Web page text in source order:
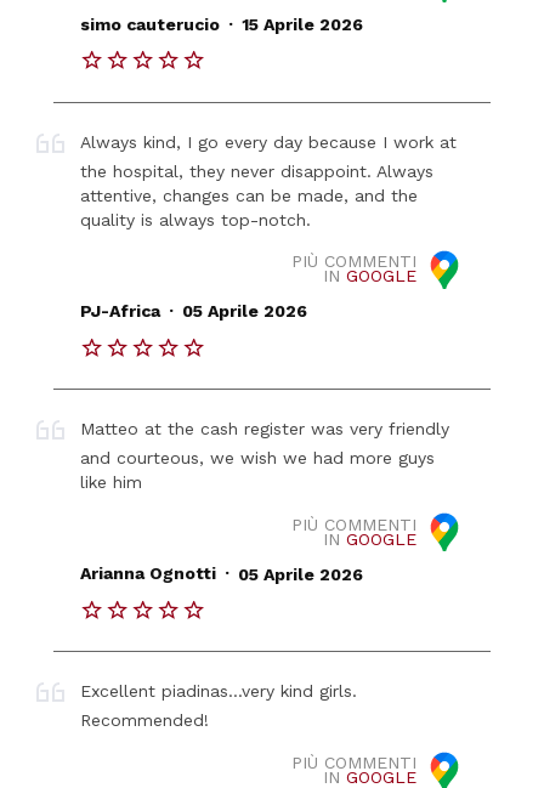
simo cauterucio . 15 Aprile 2026
Always kind, I go every day because I work at
the hospital, they never disappoint. Always
attentive, changes can be made, and the
quality is always top-notch.
PIÙ COMMENTI
IN GOOGLE
PJ-Africa . 05 Aprile 2026
Matteo at the cash register was very friendly
and courteous, we wish we had more guys
like him
PIÙ COMMENTI
IN GOOGLE
Arianna Ognotti . 05 Aprile 2026
Excellent piadinas...very kind girls.
Recommended!
PIÙ COMMENTI
IN GOOGLE